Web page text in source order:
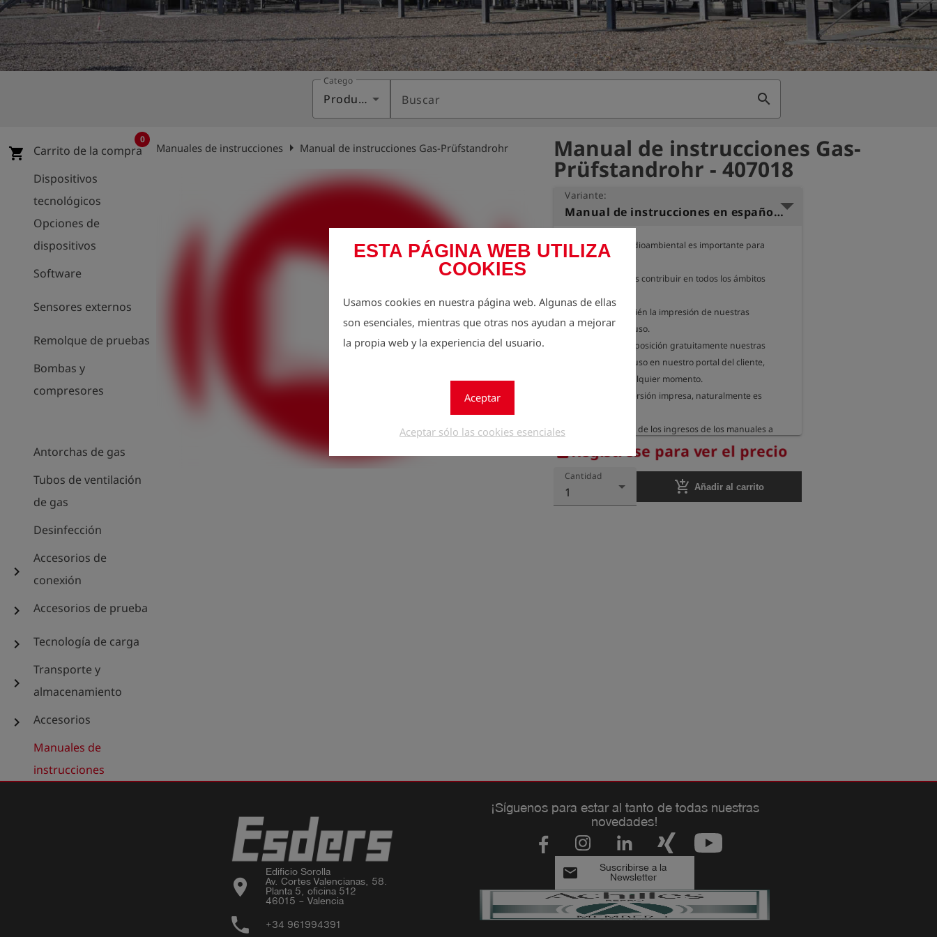
shield Registro
ESTA PÁGINA WEB UTILIZA
COOKIES
Usamos cookies en nuestra página web. Algunas de ellas
son esenciales, mientras que otras nos ayudan a mejorar
la propia web y la experiencia del usuario.
Aceptar
Aceptar sólo las cookies esenciales
Categoría
Productos Buscar search
shopping_cart Carrito de la compra
0
Dispositivos
tecnológicos
Opciones de
dispositivos
Software
Sensores externos
Remolque de pruebas
Bombas y
compresores
Antorchas de gas
Tubos de ventilación
de gas
Desinfección
chevron_right
Accesorios de
conexión
chevron_right Accesorios de prueba
chevron_right Tecnología de carga
chevron_right
Transporte y
almacenamiento
chevron_right
Accesorios
Manuales de
instrucciones
Manuales de instrucciones arrow_right Manual de instrucciones Gas-Prüfstandrohr Manual de instrucciones Gas-
Prüfstandrohr - 407018
Variante:
Manual de instrucciones en español para tubo de prueba de gas
La protección medioambiental es importante para
Por ello, queremos contribuir en todos los ámbitos
Esto incluye también la impresión de nuestras
instrucciones de uso.
Ponemos a su disposición gratuitamente nuestras
instrucciones de uso en nuestro portal del cliente,
disponible en cualquier momento.
Si necesita una versión impresa, naturalmente es
Donamos el 100% de los ingresos de los manuales a
una organización sin ánimo de lucro dedicada a
proteger el medio ambiente.
En nuestro sitio web, informamos cada año a qué
Regístrese para ver el precio
Cantidad
1 add_shopping_cart Añadir al carrito
location_on
Edificio Sorolla
Av. Cortes Valencianas, 58.
Planta 5, oficina 512
46015 – Valencia
phone +34 961994391
¡Síguenos para estar al tanto de todas nuestras
novedades!
email
Suscribirse a la
Newsletter